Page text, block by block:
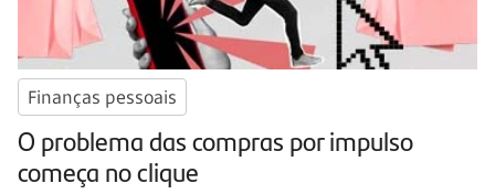
Finanças pessoais
O problema das compras por impulso
começa no clique